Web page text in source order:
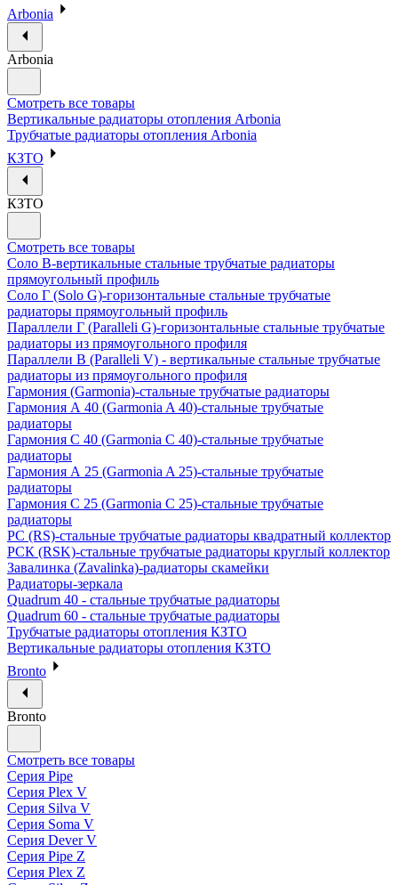
Arbonia
Arbonia
Смотреть все товары
Вертикальные радиаторы отопления Arbonia
Трубчатые радиаторы отопления Arbonia
КЗТО
КЗТО
Смотреть все товары
Соло В-вертикальные стальные трубчатые радиаторы
прямоугольный профиль
Соло Г (Solo G)-горизонтальные стальные трубчатые
радиаторы прямоугольный профиль
Параллели Г (Paralleli G)-горизонтальные стальные трубчатые
радиаторы из прямоугольного профиля
Параллели В (Paralleli V) - вертикальные стальные трубчатые
радиаторы из прямоугольного профиля
Гармония (Garmonia)-стальные трубчатые радиаторы
Гармония А 40 (Garmonia A 40)-стальные трубчатые
радиаторы
Гармония С 40 (Garmonia C 40)-стальные трубчатые
радиаторы
Гармония А 25 (Garmonia A 25)-стальные трубчатые
радиаторы
Гармония С 25 (Garmonia C 25)-стальные трубчатые
радиаторы
РС (RS)-стальные трубчатые радиаторы квадратный коллектор
РСК (RSK)-стальные трубчатые радиаторы круглый коллектор
Завалинка (Zavalinka)-радиаторы скамейки
Радиаторы-зеркала
Quadrum 40 - стальные трубчатые радиаторы
Quadrum 60 - стальные трубчатые радиаторы
Трубчатые радиаторы отопления КЗТО
Вертикальные радиаторы отопления КЗТО
Bronto
Bronto
Смотреть все товары
Серия Pipe
Серия Plex V
Серия Silva V
Серия Soma V
Серия Dever V
Серия Pipe Z
Серия Plex Z